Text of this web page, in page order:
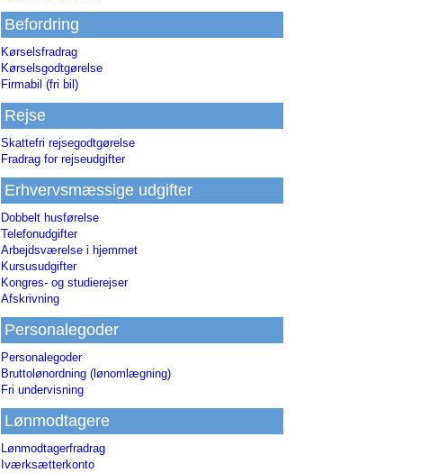
Befordring
Kørselsfradrag
Kørselsgodtgørelse
Firmabil (fri bil)
Rejse
Skattefri rejsegodtgørelse
Fradrag for rejseudgifter
Erhvervsmæssige udgifter
Dobbelt husførelse
Telefonudgifter
Arbejdsværelse i hjemmet
Kursusudgifter
Kongres- og studierejser
Afskrivning
Personalegoder
Personalegoder
Bruttolønordning (lønomlægning)
Fri undervisning
Lønmodtagere
Lønmodtagerfradrag
Iværksætterkonto